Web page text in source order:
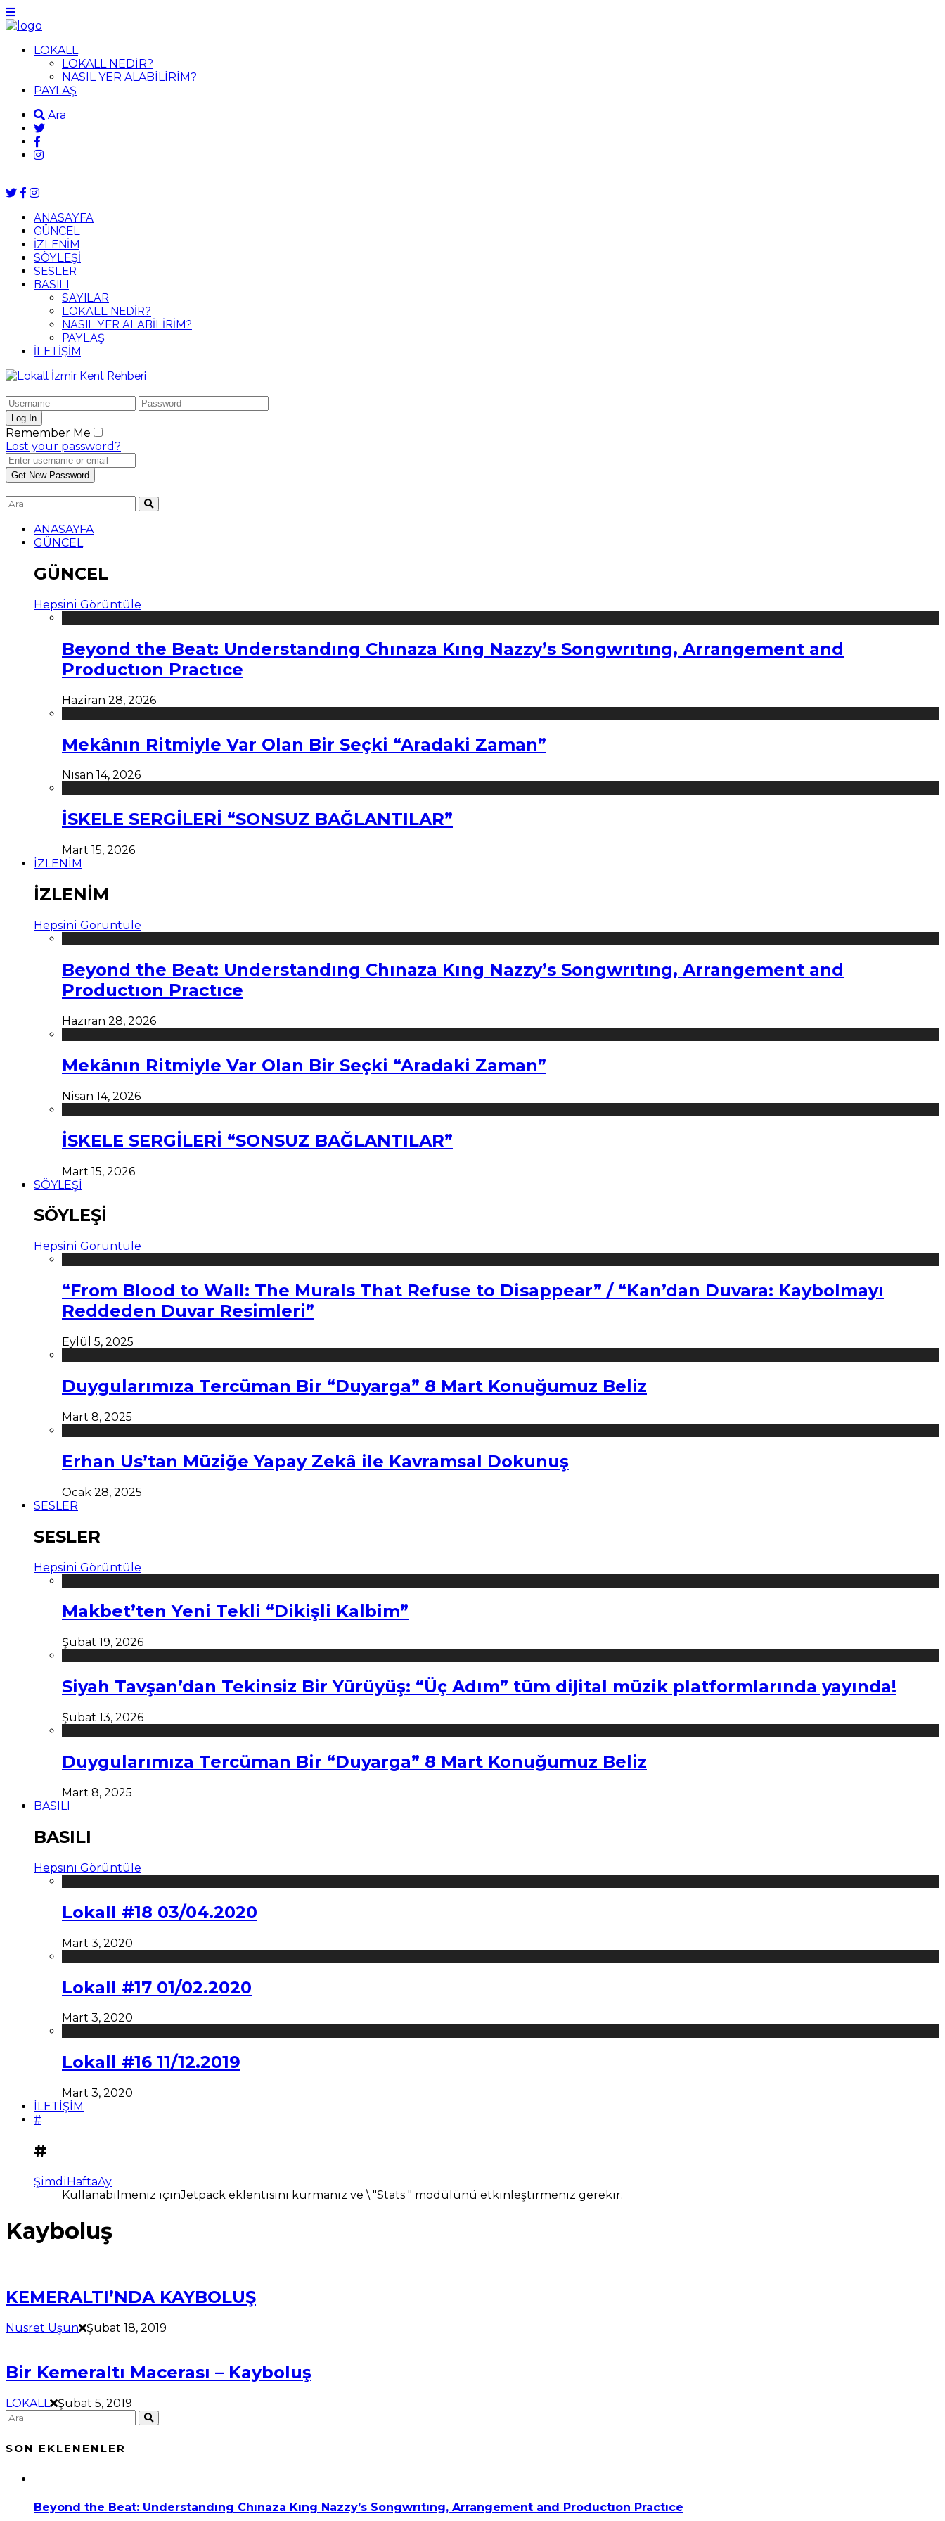
LOKALL
LOKALL NEDİR?
NASIL YER ALABİLİRİM?
PAYLAŞ
Ara
ANASAYFA
GÜNCEL
İZLENİM
SÖYLEŞİ
SESLER
BASILI
SAYILAR
LOKALL NEDİR?
NASIL YER ALABİLİRİM?
PAYLAŞ
İLETİŞİM
Remember Me
Lost your password?
ANASAYFA
GÜNCEL
GÜNCEL
Hepsini Görüntüle
Beyond the Beat: Understandıng Chınaza Kıng Nazzy’s Songwrıtıng, Arrangement and
Productıon Practıce
Haziran 28, 2026
Mekânın Ritmiyle Var Olan Bir Seçki “Aradaki Zaman”
Nisan 14, 2026
İSKELE SERGİLERİ “SONSUZ BAĞLANTILAR”
Mart 15, 2026
İZLENİM
İZLENİM
Hepsini Görüntüle
Beyond the Beat: Understandıng Chınaza Kıng Nazzy’s Songwrıtıng, Arrangement and
Productıon Practıce
Haziran 28, 2026
Mekânın Ritmiyle Var Olan Bir Seçki “Aradaki Zaman”
Nisan 14, 2026
İSKELE SERGİLERİ “SONSUZ BAĞLANTILAR”
Mart 15, 2026
SÖYLEŞİ
SÖYLEŞİ
Hepsini Görüntüle
“From Blood to Wall: The Murals That Refuse to Disappear” / “Kan’dan Duvara: Kaybolmayı
Reddeden Duvar Resimleri”
Eylül 5, 2025
Duygularımıza Tercüman Bir “Duyarga” 8 Mart Konuğumuz Beliz
Mart 8, 2025
Erhan Us’tan Müziğe Yapay Zekâ ile Kavramsal Dokunuş
Ocak 28, 2025
SESLER
SESLER
Hepsini Görüntüle
Makbet’ten Yeni Tekli “Dikişli Kalbim”
Şubat 19, 2026
Siyah Tavşan’dan Tekinsiz Bir Yürüyüş: “Üç Adım” tüm dijital müzik platformlarında yayında!
Şubat 13, 2026
Duygularımıza Tercüman Bir “Duyarga” 8 Mart Konuğumuz Beliz
Mart 8, 2025
BASILI
BASILI
Hepsini Görüntüle
Lokall #18 03/04.2020
Mart 3, 2020
Lokall #17 01/02.2020
Mart 3, 2020
Lokall #16 11/12.2019
Mart 3, 2020
İLETİŞİM
#
#
ŞimdiHaftaAy
Kullanabilmeniz içinJetpack eklentisini kurmanız ve \ "Stats " modülünü etkinleştirmeniz gerekir.
Kayboluş
KEMERALTI’NDA KAYBOLUŞ
Nusret Uşun Şubat 18, 2019
Bir Kemeraltı Macerası – Kayboluş
LOKALL Şubat 5, 2019
SON EKLENENLER
Beyond the Beat: Understandıng Chınaza Kıng Nazzy’s Songwrıtıng, Arrangement and Productıon Practıce